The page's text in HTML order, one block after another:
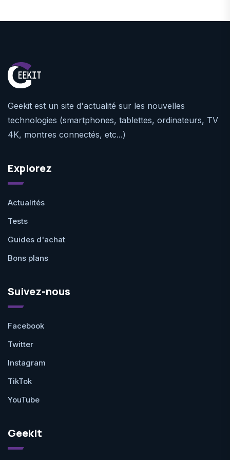
Geekit est un site d'actualité sur les nouvelles
technologies (smartphones, tablettes, ordinateurs, TV
4K, montres connectés, etc...)
Explorez
Actualités
Tests
Guides d'achat
Bons plans
Suivez-nous
Facebook
Twitter
Instagram
TikTok
YouTube
Geekit